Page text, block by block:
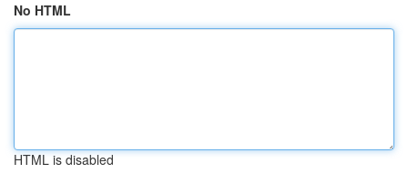
No HTML
HTML is disabled